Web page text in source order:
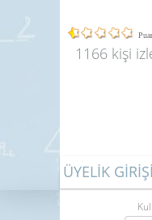
1166 kişi
ÜYELİK GİRİŞİ